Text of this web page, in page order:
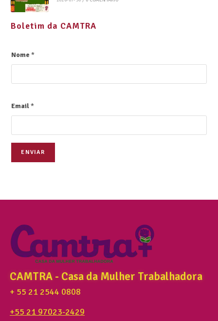
Boletim da CAMTRA
Nome*
Email*
ENVIAR
CAMTRA - Casa da Mulher Trabalhadora
+ 55 21 2544 0808
+55 21 97023-2429